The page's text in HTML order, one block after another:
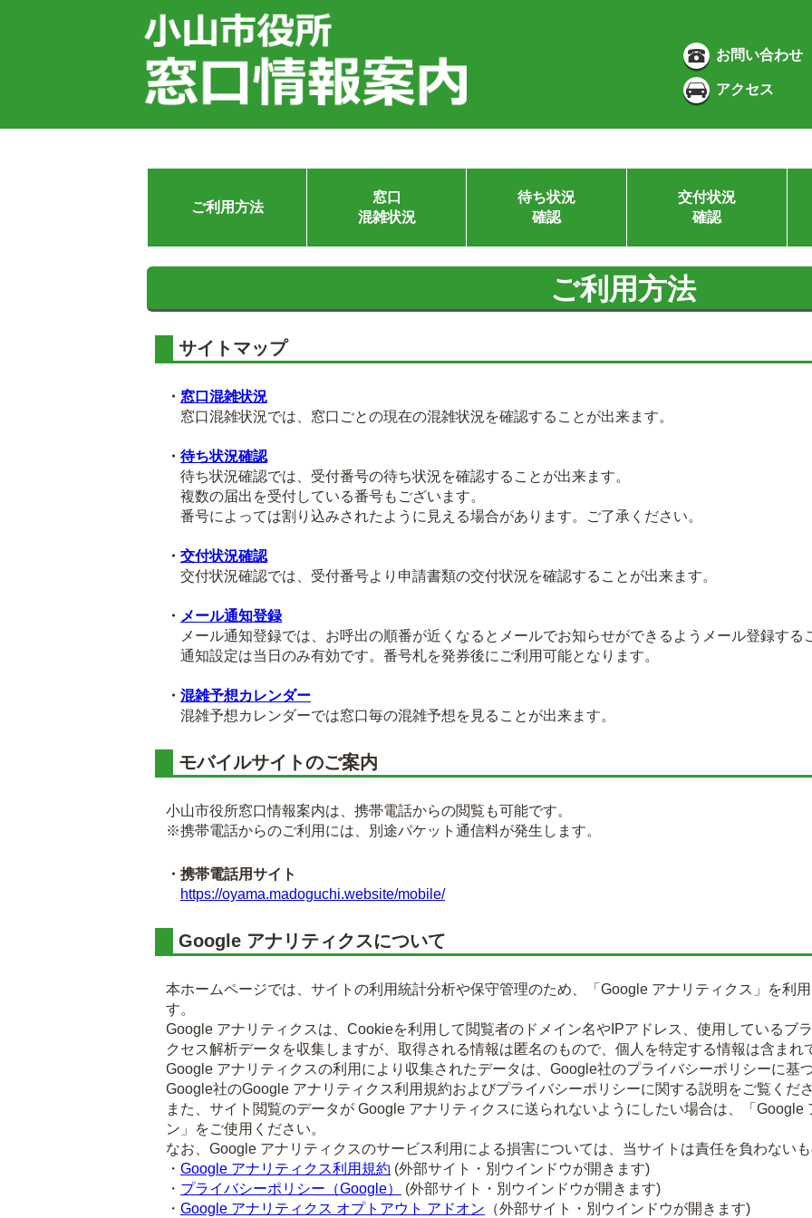
お問い合わせ
アクセス
ご利用方法
窓口
混雑状況
待ち状況
確認
交付状況
確認
ご利用方法
サイトマップ
・ 窓口混雑状況
窓口混雑状況では、窓口ごとの現在の混雑状況を確認することが出来ます。
・ 待ち状況確認
待ち状況確認では、受付番号の待ち状況を確認することが出来ます。
複数の届出を受付している番号もございます。
番号によっては割り込みされたように見える場合があります。ご了承ください。
・ 交付状況確認
交付状況確認では、受付番号より申請書類の交付状況を確認することが出来ます。
・ メール通知登録
メール通知登録では、お呼出の順番が近くなるとメールでお知らせができるようメール登録する
通知設定は当日のみ有効です。番号札を発券後にご利用可能となります。
・ 混雑予想カレンダー
混雑予想カレンダーでは窓口毎の混雑予想を見ることが出来ます。
モバイルサイトのご案内
小山市役所窓口情報案内は、携帯電話からの閲覧も可能です。
※携帯電話からのご利用には、別途パケット通信料が発生します。
・携帯電話用サイト
https://oyama.madoguchi.website/mobile/
Google アナリティクスについて
本ホームページでは、サイトの利用統計分析や保守管理のため、「Google アナリティクス」を利
す。
Google アナリティクスは、Cookieを利用して閲覧者のドメイン名やIPアドレス、使用しているブ
クセス解析データを収集しますが、取得される情報は匿名のもので、個人を特定する情報は含まれ
Google アナリティクスの利用により収集されたデータは、Google社のプライバシーポリシーに基
Google社のGoogle アナリティクス利用規約およびプライバシーポリシーに関する説明をご覧くださ
また、サイト閲覧のデータが Google アナリティクスに送られないようにしたい場合は、「Google
ン」をご使用ください。
なお、Google アナリティクスのサービス利用による損害については、当サイトは責任を負わないも
・ Google アナリティクス利用規約 (外部サイト・別ウインドウが開きます)
・ プライバシーポリシー（Google）
(外部サイト・別ウインドウが開きます)
・ Google アナリティクス オプトアウト アドオン （外部サイト・別ウインドウが開きます)